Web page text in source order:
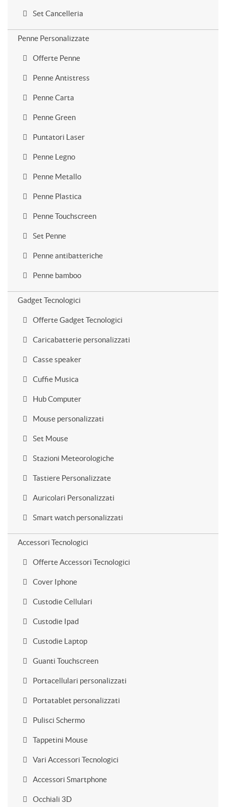
Set Cancelleria
Penne Personalizzate
Offerte Penne
Penne Antistress
Penne Carta
Penne Green
Puntatori Laser
Penne Legno
Penne Metallo
Penne Plastica
Penne Touchscreen
Set Penne
Penne antibatteriche
Penne bamboo
Gadget Tecnologici
Offerte Gadget Tecnologici
Caricabatterie personalizzati
Casse speaker
Cuffie Musica
Hub Computer
Mouse personalizzati
Set Mouse
Stazioni Meteorologiche
Tastiere Personalizzate
Auricolari Personalizzati
Smart watch personalizzati
Accessori Tecnologici
Offerte Accessori Tecnologici
Cover Iphone
Custodie Cellulari
Custodie Ipad
Custodie Laptop
Guanti Touchscreen
Portacellulari personalizzati
Portatablet personalizzati
Pulisci Schermo
Tappetini Mouse
Vari Accessori Tecnologici
Accessori Smartphone
Occhiali 3D